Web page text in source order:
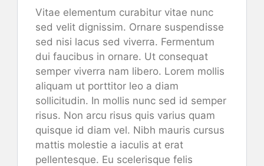
Vitae elementum curabitur vitae nunc
sed velit dignissim. Ornare suspendisse
sed nisi lacus sed viverra. Fermentum
dui faucibus in ornare. Ut consequat
semper viverra nam libero. Lorem mollis
aliquam ut porttitor leo a diam
sollicitudin. In mollis nunc sed id semper
risus. Non arcu risus quis varius quam
quisque id diam vel. Nibh mauris cursus
mattis molestie a iaculis at erat
pellentesque. Eu scelerisque felis